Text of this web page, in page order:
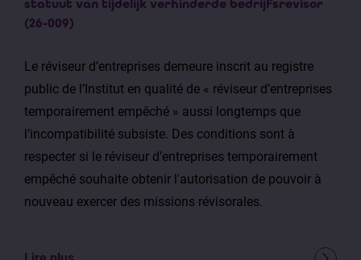
statuut van tijdelijk verhinderde bedrijfsrevisor
(26-009)
Le réviseur d’entreprises demeure inscrit au registre
public de l’Institut en qualité de « réviseur d’entreprises
temporairement empêché » aussi longtemps que
l’incompatibilité subsiste. Des conditions sont à
respecter si le réviseur d’entreprises temporairement
empêché souhaite obtenir l'autorisation de pouvoir à
nouveau exercer des missions révisorales.